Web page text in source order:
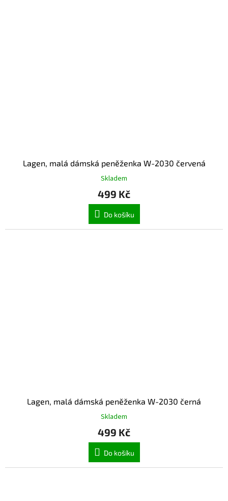
Lagen, malá dámská peněženka W-2030 červená
Skladem
499 Kč
Do košíku
Lagen, malá dámská peněženka W-2030 černá
Skladem
499 Kč
Do košíku